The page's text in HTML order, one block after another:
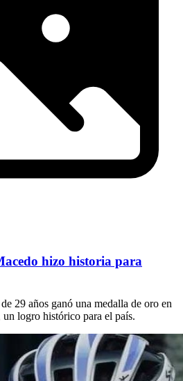
hizo historia para
29 años ganó una medalla de oro en
logro histórico para el país.